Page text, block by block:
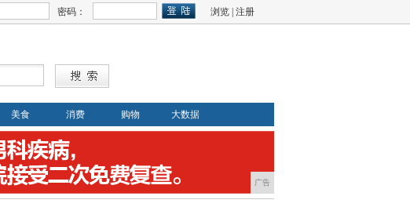
密码： 浏览 注册
美食 消费 购物 大数据
广告